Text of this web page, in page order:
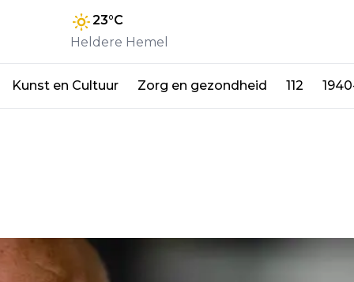
23°C
Heldere Hemel
Kunst en Cultuur Zorg en gezondheid 112